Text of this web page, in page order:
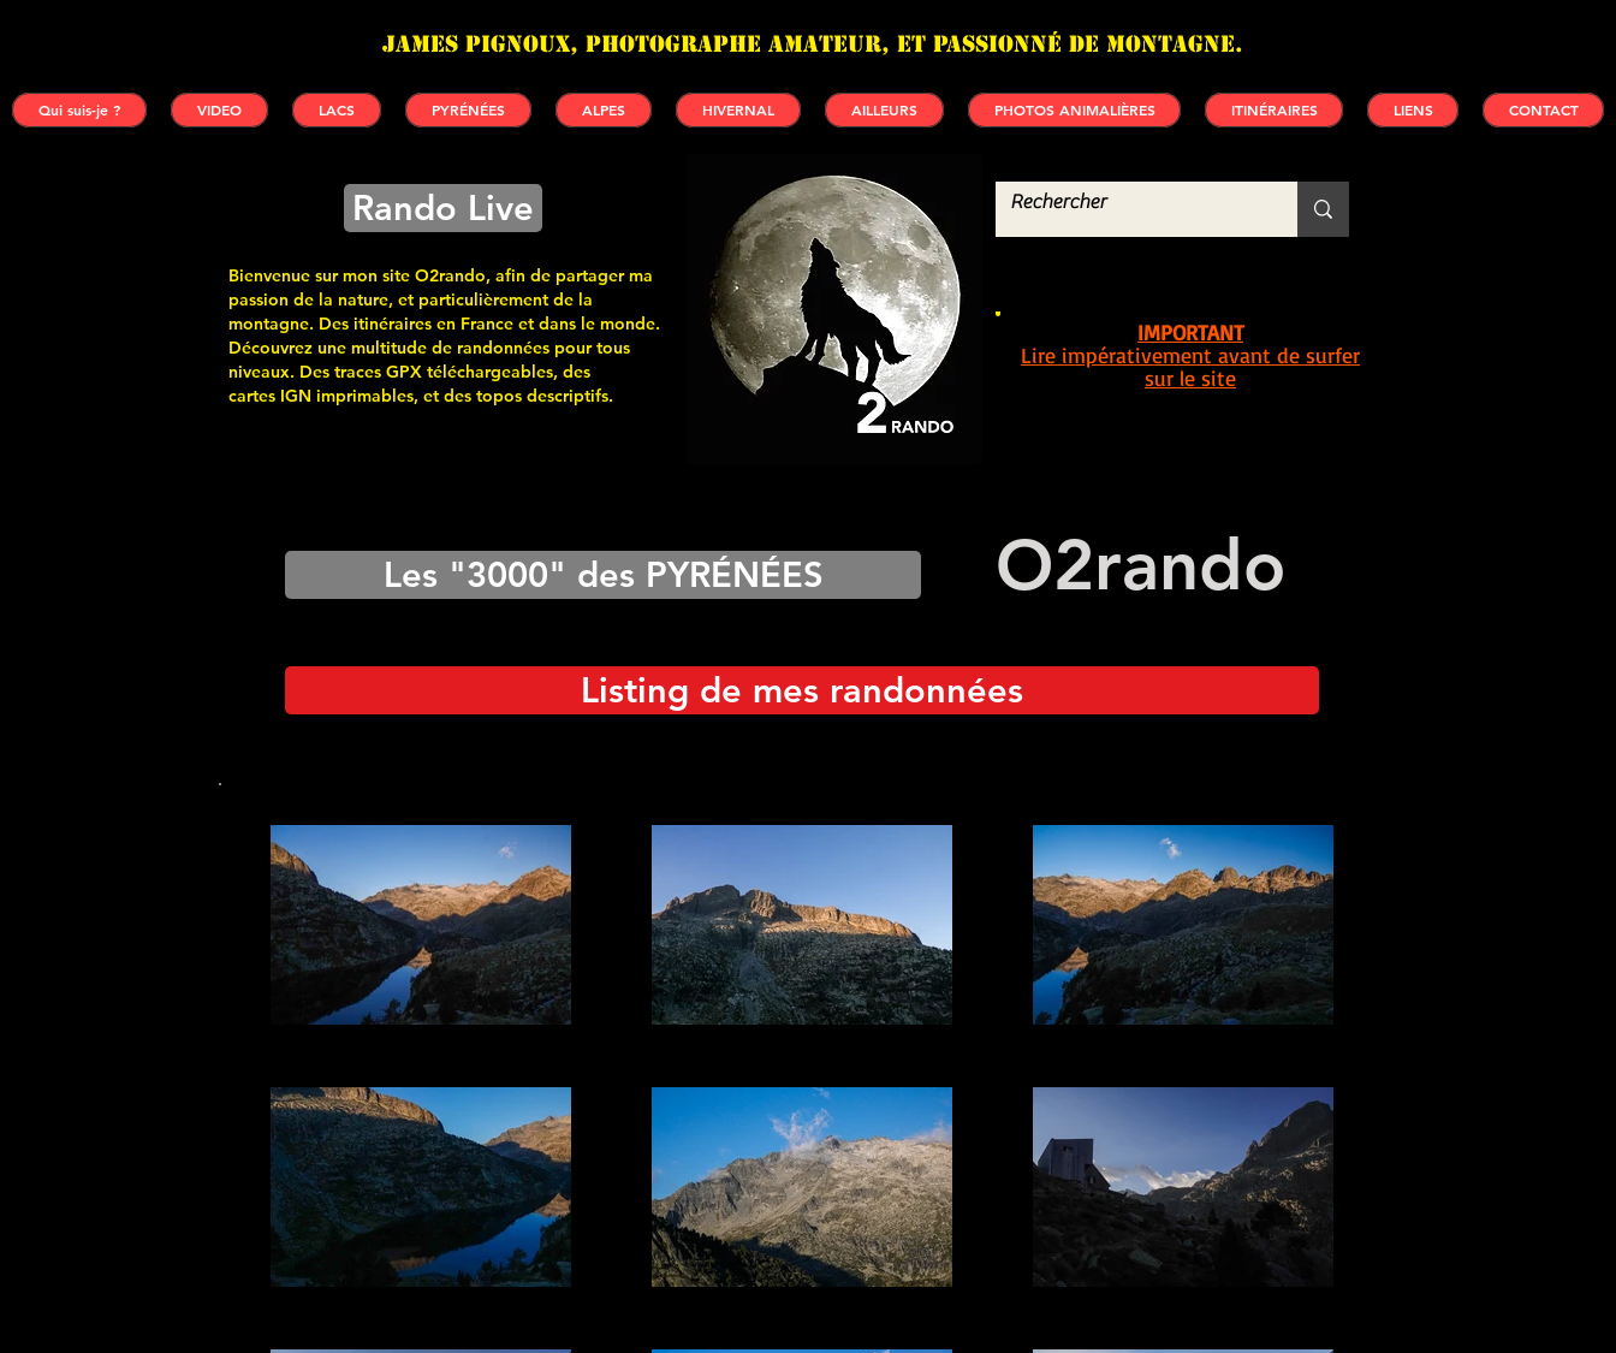
James PIGNOUX, photographe amateur, et passionné de montagne.
Qui suis-je ? VIDEO LACS PYRÉNÉES ALPES HIVERNAL AILLEURS PHOTOS ANIMALIÈRES ITINÉRAIRES LIENS CONTACT
Rando Live
Bienvenue sur mon site O2rando, afin de partager ma
passion de la nature, et particulièrement de la
montagne. Des itinéraires en France et dans le monde.
Découvrez une multitude de randonnées pour tous
niveaux. Des traces GPX téléchargeables, des
cartes IGN imprimables, et des topos descriptifs.
IMPORTANT
Lire impérativement avant de surfer
sur le site
Les "3000" des PYRÉNÉES O2rando
Listing de mes randonnées